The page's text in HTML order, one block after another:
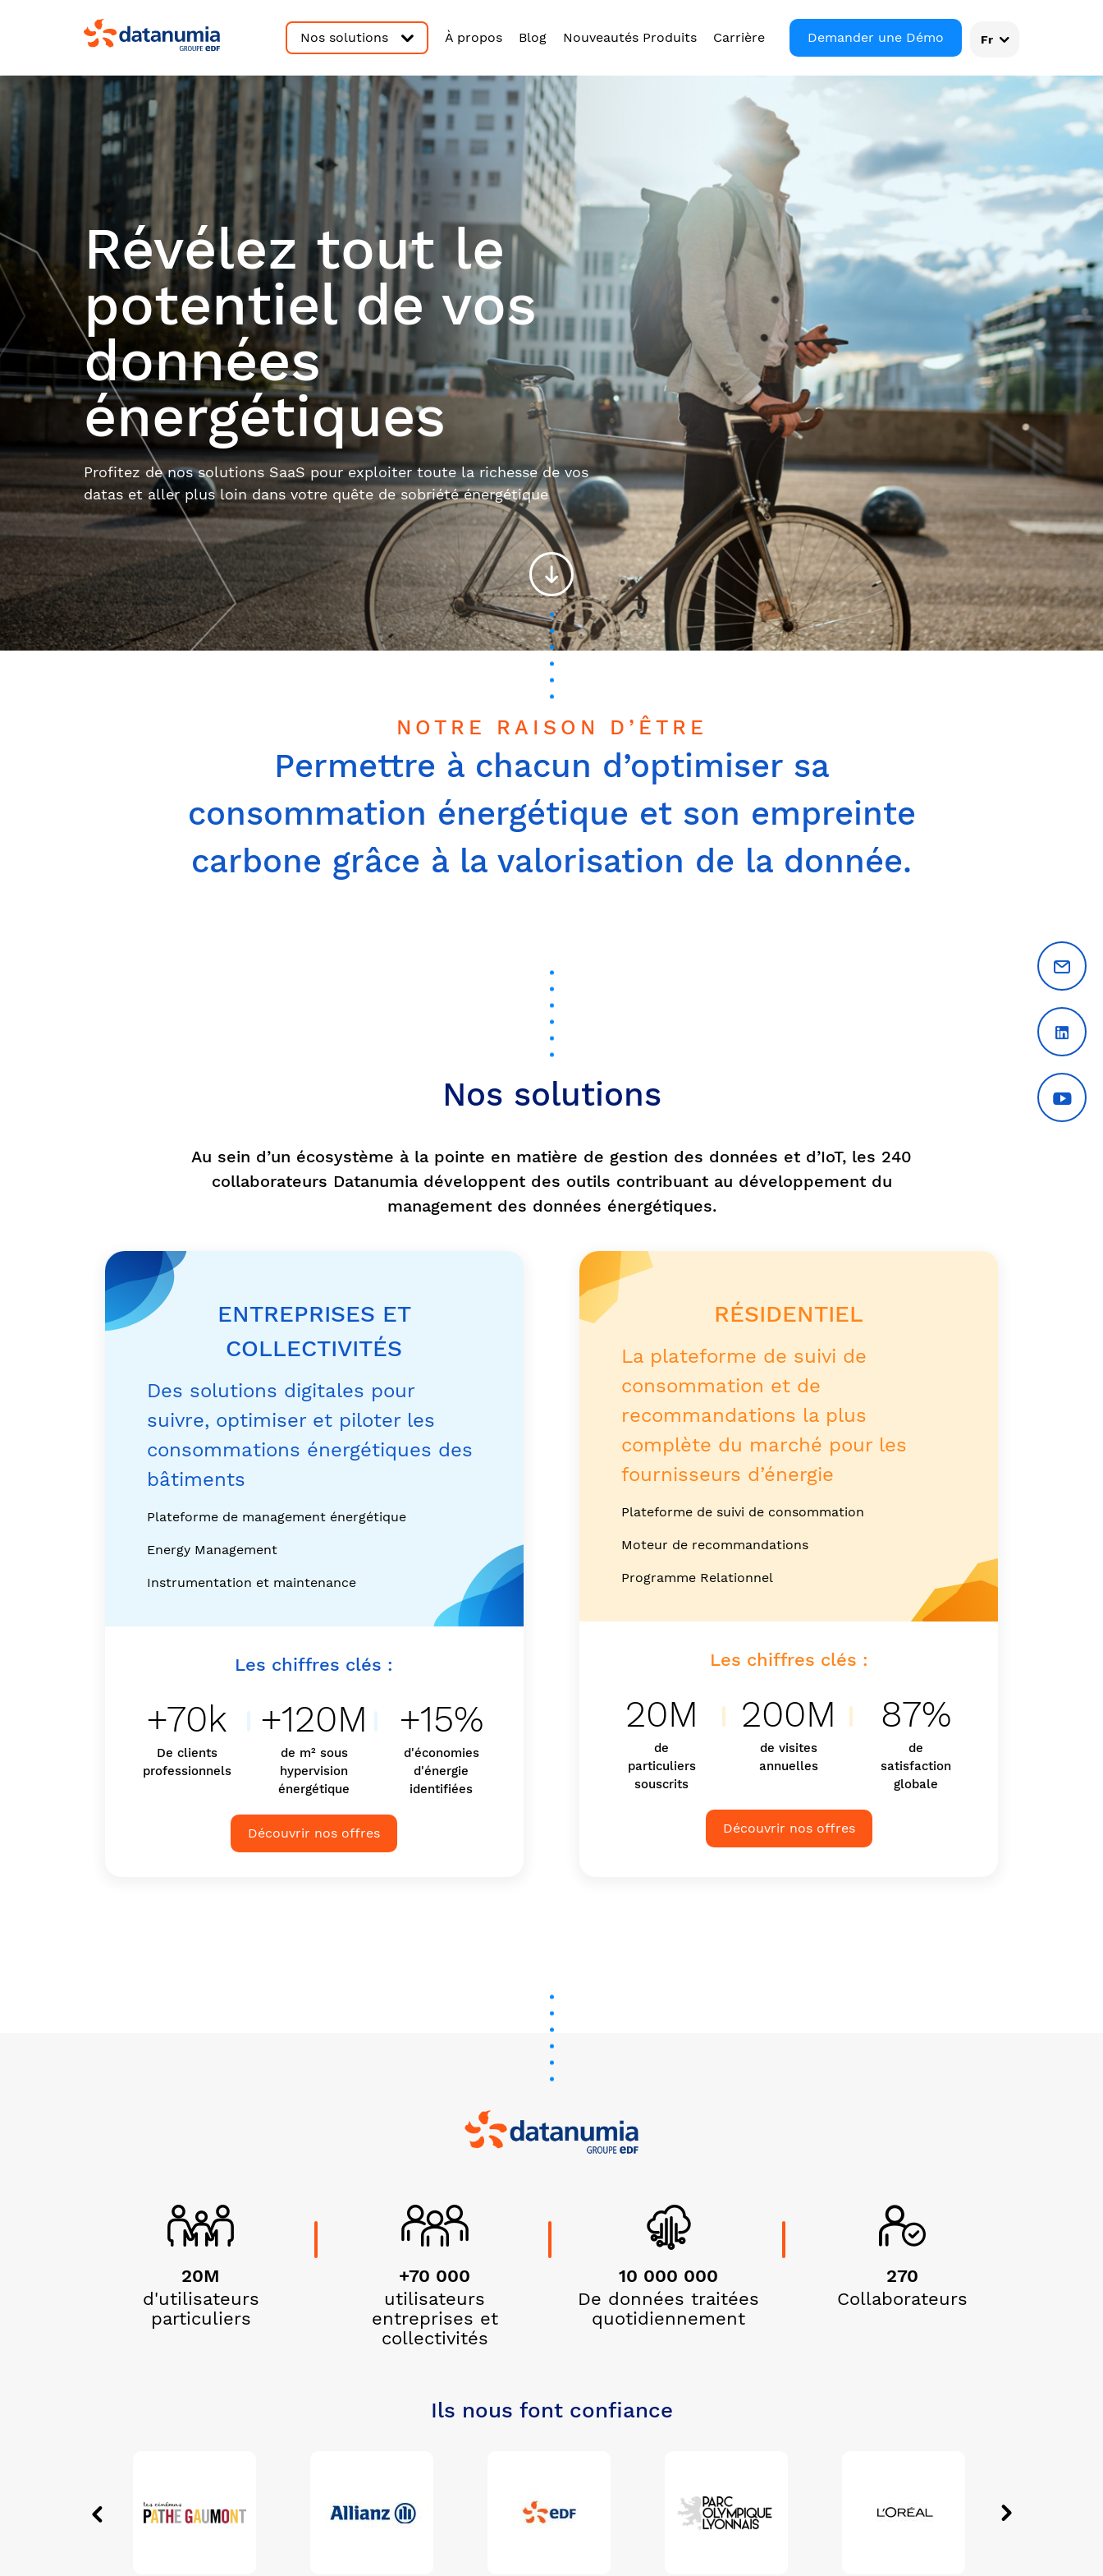
Nos solutions À propos Blog Nouveautés Produits Carrière Demander une Démo Fr
Révélez tout le
potentiel de vos
données
énergétiques
Profitez de nos solutions SaaS pour exploiter toute la richesse de vos
datas et aller plus loin dans votre quête de sobriété énergétique
NOTRE RAISON D’ÊTRE
Permettre à chacun d’optimiser sa
consommation énergétique et son empreinte
carbone grâce à la valorisation de la donnée.
Nos solutions
Au sein d’un écosystème à la pointe en matière de gestion des données et d’IoT, les 240
collaborateurs Datanumia développent des outils contribuant au développement du
management des données énergétiques.
ENTREPRISES ET
COLLECTIVITÉS
Des solutions digitales pour
suivre, optimiser et piloter les
consommations énergétiques des
bâtiments
Plateforme de management énergétique
Energy Management
Instrumentation et maintenance
Les chiffres clés :
+70k
De clients
professionnels
+120M
de m² sous
hypervision
énergétique
+15%
d'économies
d'énergie
identifiées
Découvrir nos offres
RÉSIDENTIEL
La plateforme de suivi de
consommation et de
recommandations la plus
complète du marché pour les
fournisseurs d’énergie
Plateforme de suivi de consommation
Moteur de recommandations
Programme Relationnel
Les chiffres clés :
20M
de
particuliers
souscrits
200M
de visites
annuelles
87%
de
satisfaction
globale
Découvrir nos offres
20M
d'utilisateurs
particuliers
+70 000
utilisateurs
entreprises et
collectivités
10 000 000
De données traitées
quotidiennement
270
Collaborateurs
Ils nous font confiance